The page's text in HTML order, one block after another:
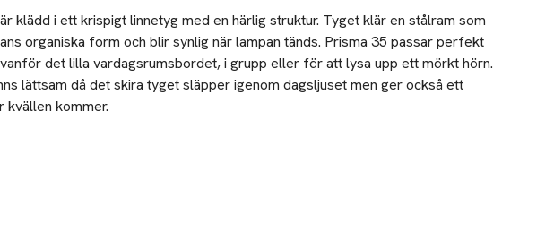
klädd i ett krispigt linnetyg med en härlig struktur. Tyget klär en stålram som
organiska form och blir synlig när lampan tänds. Prisma 35 passar perfekt
det lilla vardagsrumsbordet, i grupp eller för att lysa upp ett mörkt hörn.
lättsam då det skira tyget släpper igenom dagsljuset men ger också ett
kvällen kommer.